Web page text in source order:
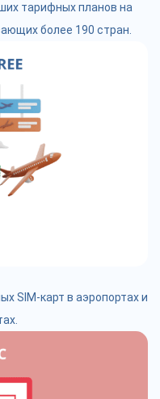
тарифных планов на
более 190 стран.
SIM-карт в аэропортах и